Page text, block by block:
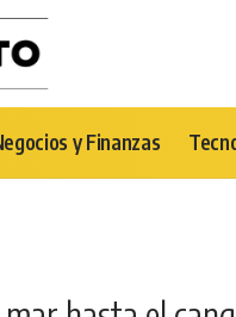
y Finanzas